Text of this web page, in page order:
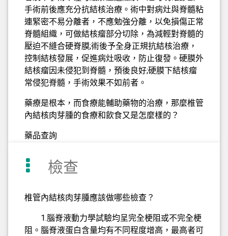
手術前後應充分抗結核治療。術中對病灶與脊髓粘
連緊密不易分離者，不應勉強分離，以免損傷正常
脊髓組織，可做結核瘤部分切除，為減輕對脊髓的
壓迫不縫合硬脊膜;術後予全身正規抗結核治療，
控制結核發展，促進病灶吸收，防止復發。硬膜外
結核瘤因未侵犯到脊髓，預後良好;硬膜下結核瘤
常侵犯脊髓，手術效果不如前者。
藥療是根本，而食療能輔助藥物的治療，那麼椎管
內結核肉芽腫的食療和飲食又是怎麼樣的？
藥品查詢
檢查
椎管內結核肉芽腫應該做哪些檢查？
1.腦脊液動力學試驗均呈完全梗阻或不完全梗
阻。腦脊液蛋白含量均有不同程度增高，最高者可